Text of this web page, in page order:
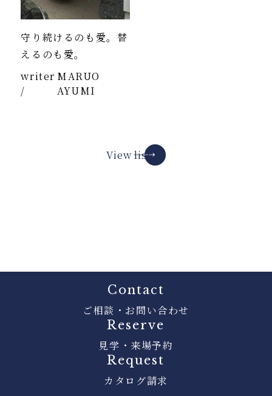
守り続けるのも愛。替
えるのも愛。
writer
/
MARUO
AYUMI
View list
Contact
ご相談・お問い合わせ
Reserve
見学・来場予約
Request
カタログ請求